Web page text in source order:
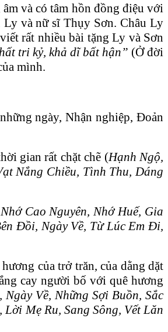
và có tâm hồn đồng điệu với
Ly và nữ sĩ Thụy Sơn. Châu Ly
rất nhiều bài tặng Ly và Sơn
tri kỷ, khả dĩ bất hận” (Ở đời
mình.
ngày, Nhận nghiệp, Đoản
gian rất chặt chẽ (Hạnh Ngộ,
Nắng Chiều, Tình Thu, Dáng
Cao Nguyên, Nhớ Huế, Gia
Đồi, Ngày Về, Từ Lúc Em Đi,
của trở trăn, của dằng dặt
cay người bố với quê hương
Về, Những Sợi Buồn, Sắc
Lời Mẹ Ru, Sang Sông, Vết Lăn